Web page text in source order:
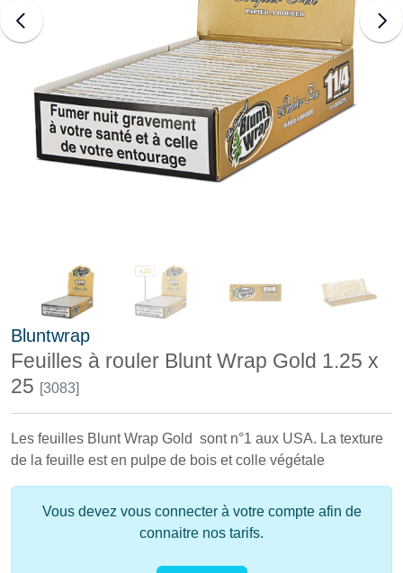
Bluntwrap
Feuilles à rouler Blunt Wrap Gold 1.25 x
25 [3083]
Les feuilles Blunt Wrap Gold sont n°1 aux USA. La texture
de la feuille est en pulpe de bois et colle végétale
Vous devez vous connecter à votre compte afin de
connaitre nos tarifs.